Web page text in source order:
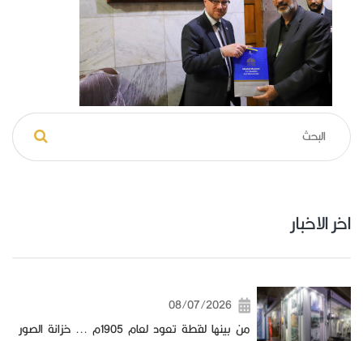
اخر الاخبار
08/07/2026
من بينها لقطة تعود لعام 1905م ... خزانة الصور